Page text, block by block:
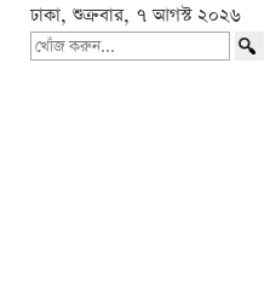
ঢাকা, শুক্রবার, ৭ আগস্ট ২০২৬